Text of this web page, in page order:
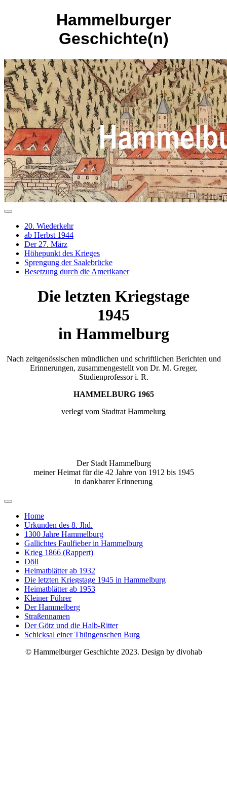
Hammelburger
Geschichte(n)
20. Wiederkehr
ab Herbst 1944
Der 27. März
Höhepunkt des Krieges
Sprengung der Saalebrücke
Besetzung durch die Amerikaner
Die letzten Kriegstage
1945
in Hammelburg
Nach zeitgenössischen mündlichen und schriftlichen Berichten und
Erinnerungen, zusammengestellt von Dr. M. Greger,
Studienprofessor i. R.
HAMMELBURG 1965
verlegt vom Stadtrat Hammelurg
Der Stadt Hammelburg
meiner Heimat für die 42 Jahre von 1912 bis 1945
in dankbarer Erinnerung
Home
Urkunden des 8. Jhd.
1300 Jahre Hammelburg
Gallichtes Faulfieber in Hammelburg
Krieg 1866 (Rappert)
Döll
Heimatblätter ab 1932
Die letzten Kriegstage 1945 in Hammelburg
Heimatblätter ab 1953
Kleiner Führer
Der Hammelberg
Straßennamen
Der Götz und die Halb-Ritter
Schicksal einer Thüngenschen Burg
© Hammelburger Geschichte 2023. Design by divohab